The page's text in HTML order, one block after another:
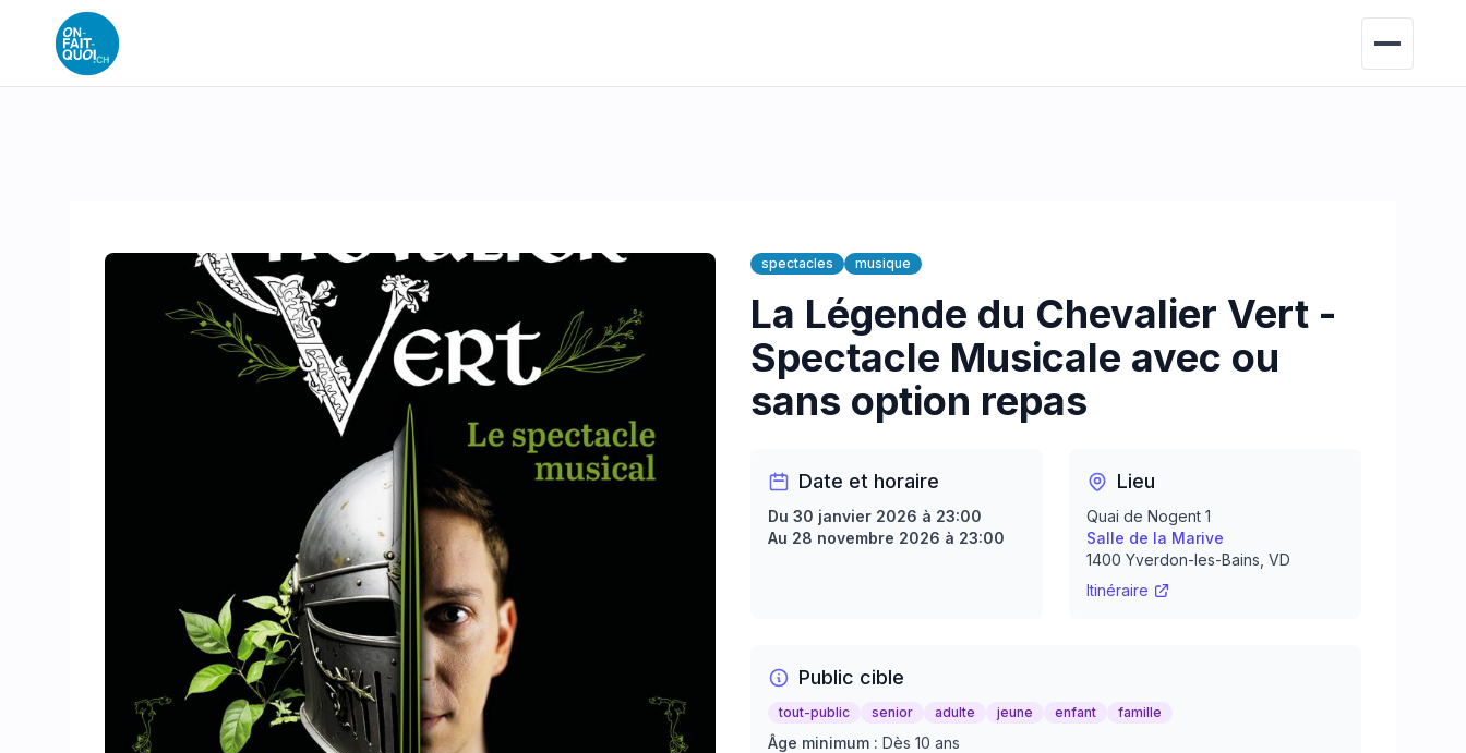
spectacles musique
La Légende du Chevalier Vert -
Spectacle Musicale avec ou
sans option repas
Date et horaire
Du 30 janvier 2026 à 23:00
Au 28 novembre 2026 à 23:00
Lieu
Quai de Nogent 1
Salle de la Marive
1400 Yverdon-les-Bains , VD
Itinéraire
Public cible
tout-public senior adulte jeune enfant famille
Âge minimum : Dès 10 ans